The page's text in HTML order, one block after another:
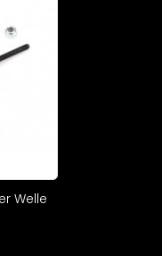
Welle